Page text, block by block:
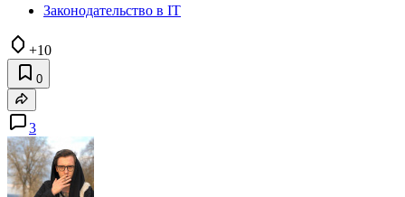
Законодательство в IT
+10
0
3